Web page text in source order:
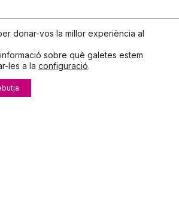
donar-vos la millor experiència al
sobre què galetes estem
les a la configuració.